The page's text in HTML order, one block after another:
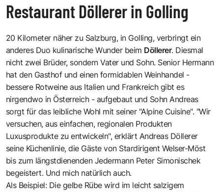
Restaurant Döllerer in Golling
20 Kilometer näher zu Salzburg, in Golling, verbringt ein
anderes Duo kulinarische Wunder beim Döllerer. Diesmal
nicht zwei Brüder, sondern Vater und Sohn. Senior Hermann
hat den Gasthof und einen formidablen Weinhandel -
bessere Rotweine aus Italien und Frankreich gibt es
nirgendwo in Österreich - aufgebaut und Sohn Andreas
sorgt für das leibliche Wohl mit seiner "Alpine Cuisine". "Wir
versuchen, aus einfachen, regionalen Produkten
Luxusprodukte zu entwickeln", erklärt Andreas Döllerer
seine Küchenlinie, die Gäste von Stardirigent Welser-Möst
bis zum längstdienenden Jedermann Peter Simonischek
begeistert. Und mich natürlich auch.
Als Beispiel: Die gelbe Rübe wird im leicht salzigem